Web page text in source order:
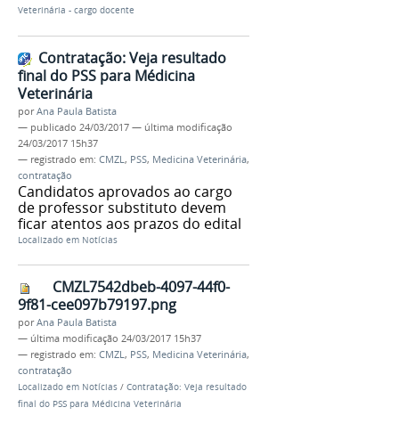
Veterinária - cargo docente
Contratação: Veja resultado
final do PSS para Médicina
Veterinária
porAna Paula Batista
— publicado 24/03/2017 — última modificação
24/03/2017 15h37
— registrado em: CMZL , PSS, Medicina Veterinária,
contratação
Candidatos aprovados ao cargo
de professor substituto devem
ficar atentos aos prazos do edital
Localizado em Notícias
CMZL7542dbeb-4097-44f0-
9f81-cee097b79197.png
porAna Paula Batista
— última modificação 24/03/2017 15h37
— registrado em: CMZL, PSS, Medicina Veterinária,
contratação
Localizado em Notícias / Contratação: Veja resultado
final do PSS para Médicina Veterinária